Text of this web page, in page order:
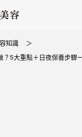
知識
＞
？5大重點＋日夜保養步驟